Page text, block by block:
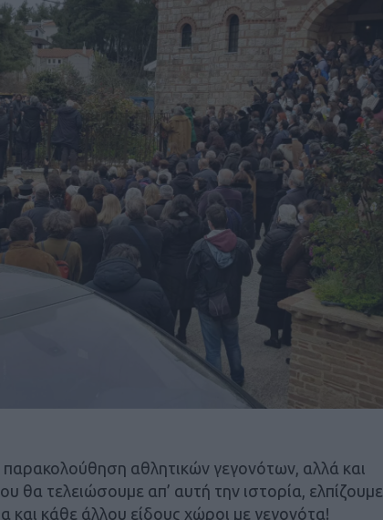
αθλητικών γεγονότων, αλλά και
θα τελειώσουμε απ’ αυτή την ιστορία, ελπίζουμε
και κάθε άλλου είδους χώροι με γεγονότα!